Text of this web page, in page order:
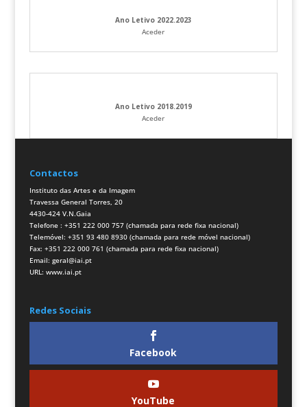
Ano Letivo 2022.2023
Aceder
Ano Letivo 2018.2019
Aceder
Contactos
Instituto das Artes e da Imagem
Travessa General Torres, 20
4430-424 V.N.Gaia
Telefone : +351 222 000 757 (chamada para rede fixa nacional)
Telemóvel: +351 93 480 8930 (chamada para rede móvel nacional)
Fax: +351 222 000 761 (chamada para rede fixa nacional)
Email: geral@iai.pt
URL: www.iai.pt
Redes Sociais
Facebook
YouTube